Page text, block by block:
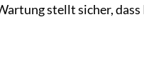
stellt sicher, dass